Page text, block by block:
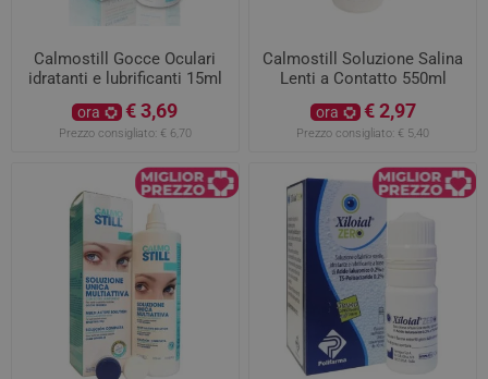
Calmostill Gocce Oculari
idratanti e lubrificanti 15ml
ora € 3,69
Prezzo consigliato: € 6,70
Calmostill Soluzione Salina
Lenti a Contatto 550ml
ora € 2,97
Prezzo consigliato: € 5,40